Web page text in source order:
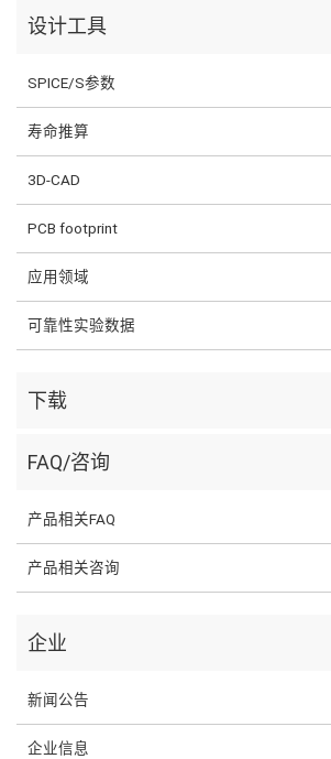
设计工具
SPICE/S参数
寿命推算
3D-CAD
PCB footprint
应用领域
可靠性实验数据
下载
FAQ/咨询
产品相关FAQ
产品相关咨询
企业
新闻公告
企业信息